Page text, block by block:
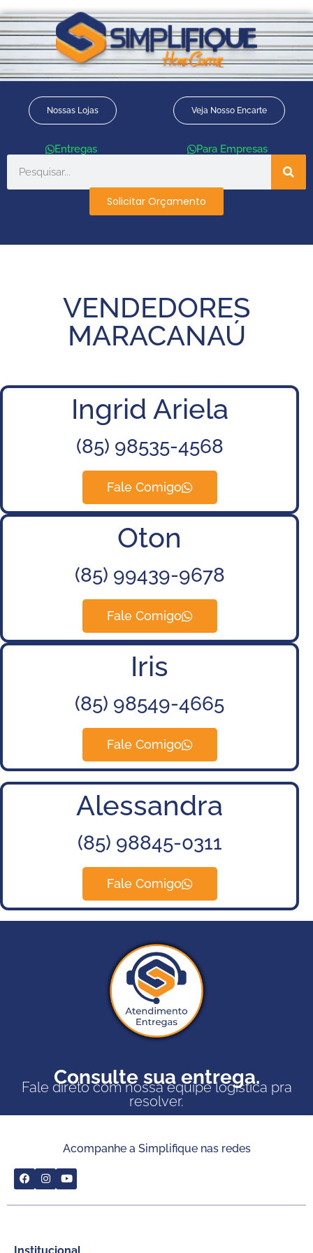
Nossas Lojas Veja Nosso Encarte
Entregas Para Empresas
Solicitar Orçamento
VENDEDORES
MARACANAÚ
Ingrid Ariela
(85) 98535-4568
Fale Comigo
Oton
(85) 99439-9678
Fale Comigo
Iris
(85) 98549-4665
Fale Comigo
Alessandra
(85) 98845-0311
Fale Comigo
Consulte sua entrega.
Fale direto com nossa equipe logística pra
resolver.
Acompanhe a Simplifique nas redes
Institucional